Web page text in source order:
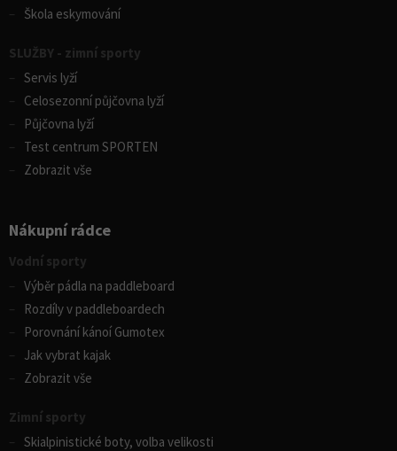
Škola eskymování
SLUŽBY - zimní sporty
Servis lyží
Celosezonní půjčovna lyží
Půjčovna lyží
Test centrum SPORTEN
Zobrazit vše
Nákupní rádce
Vodní sporty
Výběr pádla na paddleboard
Rozdíly v paddleboardech
Porovnání kánoí Gumotex
Jak vybrat kajak
Zobrazit vše
Zimní sporty
Skialpinistické boty, volba velikosti